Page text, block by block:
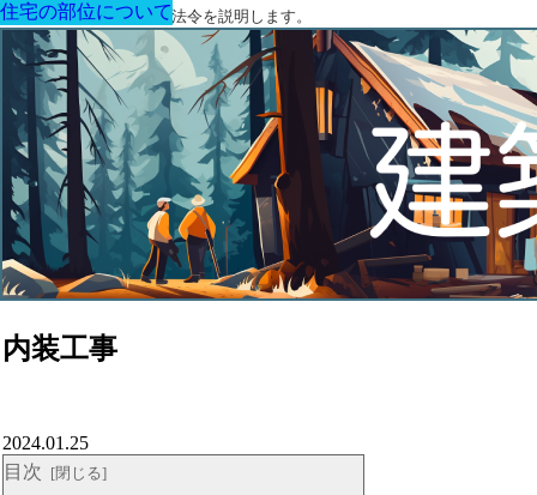
建築に関する用語と関連法令を説明します。
内装工事
住宅の部位について
2024.01.25
目次
住宅の部位について
住宅の部位について
住宅の部位について
住宅の部位について
住宅の部位について
住宅の部位について